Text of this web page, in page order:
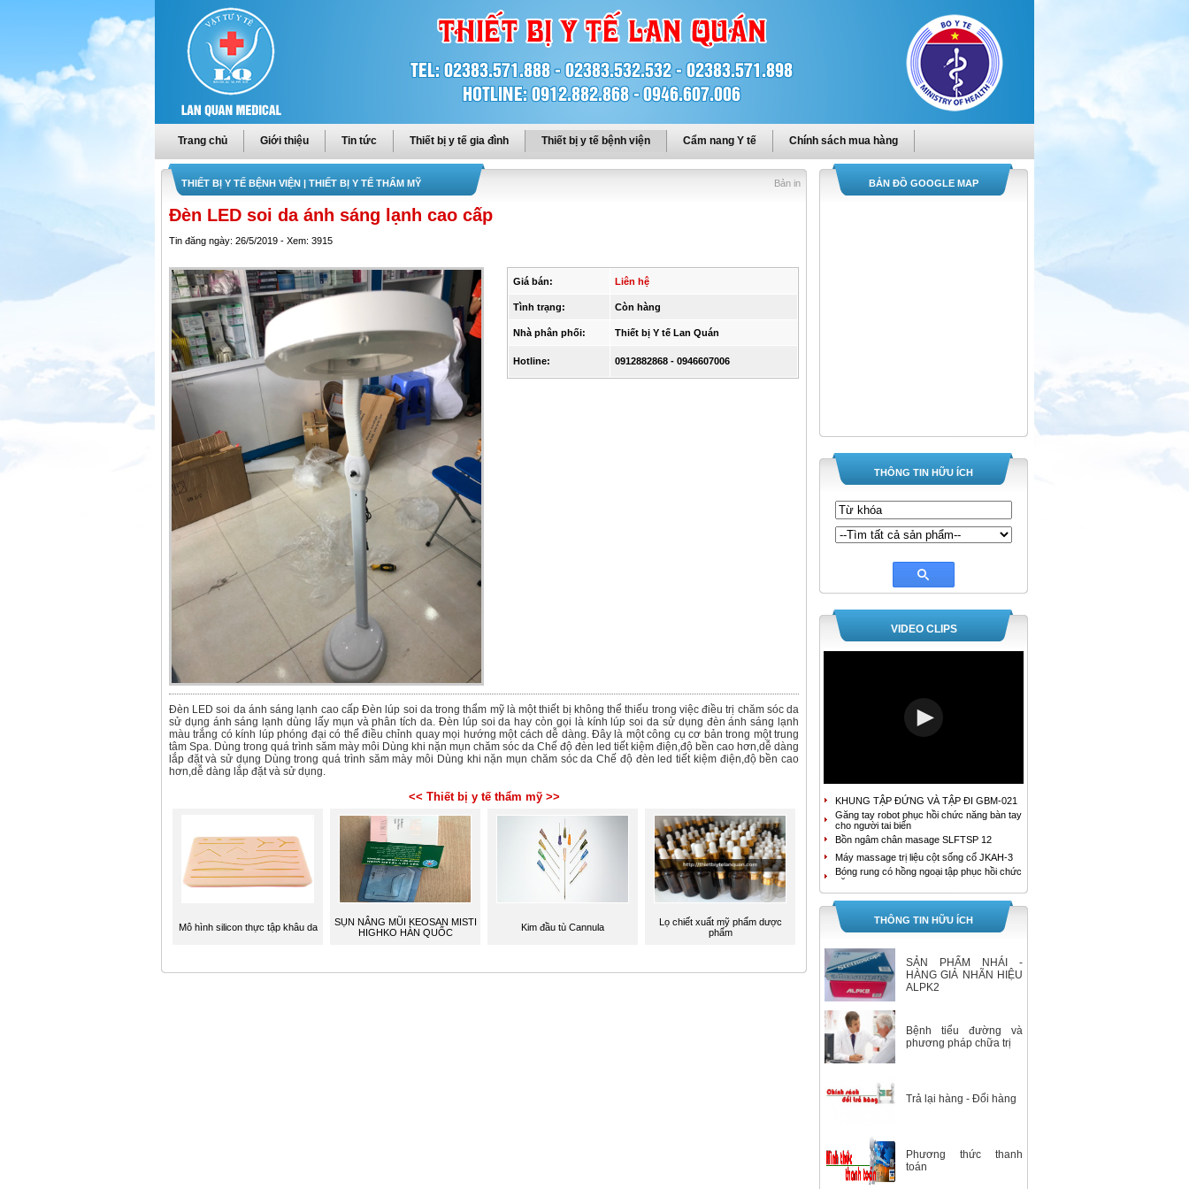
Trang chủ Giới thiệu Tin tức Thiết bị y tế gia đình Thiết bị y tế bệnh viện Cẩm nang Y tế Chính sách mua hàng
THIẾT BỊ Y TẾ BỆNH VIỆN | THIẾT BỊ Y TẾ THẨM MỸ Bản in
Đèn LED soi da ánh sáng lạnh cao cấp
Tin đăng ngày: 26/5/2019 - Xem: 3915
Giá bán: Liên hệ
Tình trạng: Còn hàng
Nhà phân phối: Thiết bị Y tế Lan Quán
Hotline: 0912882868 - 0946607006
Đèn LED soi da ánh sáng lạnh cao cấp Đèn lúp soi da trong thẩm mỹ là một thiết bị không thể thiếu trong việc điều trị chăm sóc da
sử dụng ánh sáng lạnh dùng lấy mụn và phân tích da. Đèn lúp soi da hay còn gọi là kính lúp soi da sử dụng đèn ánh sáng lạnh
màu trắng có kính lúp phóng đại có thể điều chỉnh quay mọi hướng một cách dễ dàng. Đây là một công cụ cơ bản trong một trung
tâm Spa. Dùng trong quá trình săm mày môi Dùng khi nặn mụn chăm sóc da Chế độ đèn led tiết kiệm điện,độ bền cao hơn,dễ dàng
lắp đặt và sử dụng Dùng trong quá trình săm mày môi Dùng khi nặn mụn chăm sóc da Chế độ đèn led tiết kiệm điện,độ bền cao
hơn,dễ dàng lắp đặt và sử dụng.
<< Thiết bị y tế thẩm mỹ >>
Mô hình silicon thực tập khâu da
SỤN NÂNG MŨI KEOSAN MISTI
HIGHKO HÀN QUỐC
Kim đầu tù Cannula
Lọ chiết xuất mỹ phẩm dược
phẩm
BẢN ĐỒ GOOGLE MAP
THÔNG TIN HỮU ÍCH
VIDEO CLIPS
KHUNG TẬP ĐỨNG VÀ TẬP ĐI GBM-021
Găng tay robot phục hồi chức năng bàn tay
cho người tai biến
Bồn ngâm chân masage SLFTSP 12
Máy massage trị liệu cột sống cổ JKAH-3
Bóng rung có hồng ngoại tập phục hồi chức
năng tay
MÁY MASSAGE TRỊ LIỆU ĐAU LƯNG
JKAH-2
Bồn ngâm chân cao cấp HoMedics FB-650
Bồn ngâm chân con lăn kép tự động
Máy tạo oxy YUWELL 9F-3B
Máy tạo oxy YUWELL 9F-3AW
Máy hút dịch 1 bình Yuwell 7E-A
Instant
Máy tạo oxy 3 lít 7F-3E Yuwell
Máy tạo oxy 5 lít/ phút Yuwell 7F-5
Nhiệt Kế Ẩm Kế Tự Ghi Elitech RC-4HC
Giường đa chức năng 2 tay quay
XE LĂN ĐIỆN A95 AKIKO
TAY QUAY A85 AKIKO
GIƯỜNG BỆNH NHÂN ĐA CHỨC NĂNG 3
TAY QUAY A83 AKIKO
THÔNG TIN HỮU ÍCH
SẢN PHẨM NHÁI -
HÀNG GIẢ NHÃN HIỆU
ALPK2
Bệnh tiểu đường và
phương pháp chữa trị
Trả lại hàng - Đổi hàng
Phương thức thanh
toán